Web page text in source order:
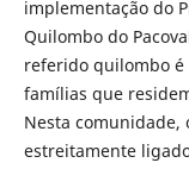
implementação do
Quilombo do
referido quilombo
famílias que
Nesta comunidade,
estreitamente